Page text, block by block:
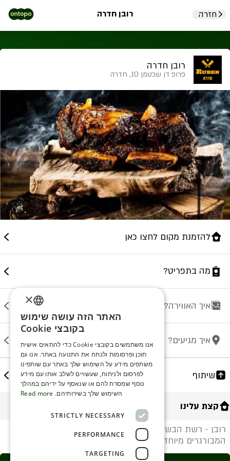
חזרה רובן חדרה
רובן חדרה
פרופ דן שכטמן 10, חדרה
להזמנת מקום לחצו כאן
מה בתפריט?
איך האווירה?
איך מגיעים?
שיתוף
קצת עלינו
רובן - רשת הבשרים המובילה בישראל! המשלבת
המבורגרים מיוחדים לצד בשרים מהמעשנה.
ENGLISH
SERBIA
HEBREW
RUSSIAN
SERBIAN-2
×
האתר הזה עושה שימוש
בקובצי Cookie
אנו משתמשים בקובצי Cookie כדי להתאים אישית
תוכן ופרסומות ולנתח את התנועה באתר. אנו גם
משתפים מידע על השימוש שלך באתר עם שותפינו
לפרסום ולניתוח, שעשויים לשלב אותו עם מידע
נוסף שמסרת להם או שנאסף על ידיהם במהלך
השימוש שלך בשירותיהם. Read more
STRICTLY NECESSARY
PERFORMANCE
TARGETING